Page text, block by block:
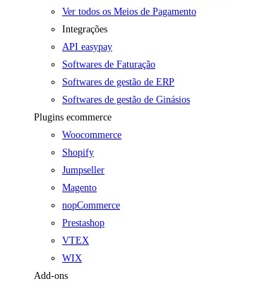
Ver todos os Meios de Pagamento
Integrações
API easypay
Softwares de Faturação
Softwares de gestão de ERP
Softwares de gestão de Ginásios
Plugins ecommerce
Woocommerce
Shopify
Jumpseller
Magento
nopCommerce
Prestashop
VTEX
WIX
Add-ons